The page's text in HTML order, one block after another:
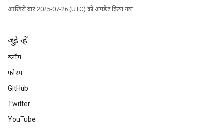
आखिरी बार 2025-07-26 (UTC) को अपडेट किया गया.
जुड़े रहें
ब्लॉग
फ़ोरम
GitHub
Twitter
YouTube